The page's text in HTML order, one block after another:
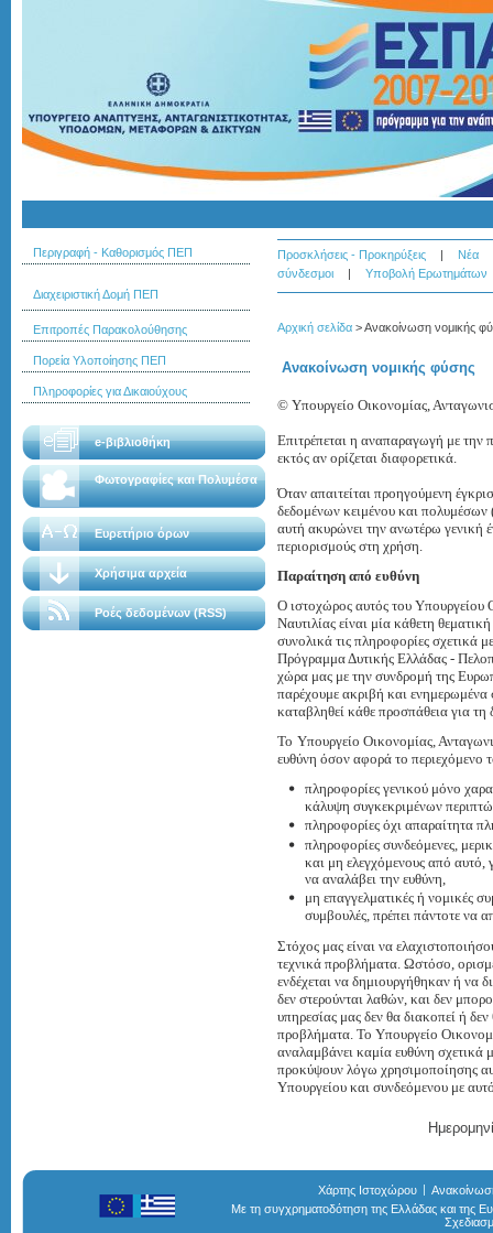
Περιγραφή - Καθορισμός ΠΕΠ
Διαχειριστική Δομή ΠΕΠ
Επιτροπές Παρακολούθησης
Πορεία Υλοποίησης ΠΕΠ
Πληροφορίες για Δικαιούχους
e-βιβλιοθήκη
Φωτογραφίες και Πολυμέσα
Ευρετήριο όρων
Χρήσιμα αρχεία
Ροές δεδομένων (RSS)
Προσκλήσεις - Προκηρύξεις | Νέα
σύνδεσμοι
| Υποβολή Ερωτημάτων
Αρχική σελίδα >Ανακοίνωση νομικής
Ανακοίνωση νομικής φύσης
© Υπουργείο Οικονομίας,
Επιτρέπεται η αναπαραγωγή με την
εκτός αν ορίζεται διαφορετικά.
Όταν απαιτείται προηγούμενη
δεδομένων κειμένου και πολυμέσων
αυτή ακυρώνει την ανωτέρω γενική
περιορισμούς στη χρήση.
Παραίτηση από ευθύνη
Ο ιστοχώρος αυτός του Υπουργείου
Ναυτιλίας είναι μία κάθετη
συνολικά τις πληροφορίες σχετικά
Πρόγραμμα Δυτικής Ελλάδας -
χώρα μας με την συνδρομή της
παρέχουμε ακριβή και
καταβληθεί κάθε προσπάθεια για τη
To Υπουργείο Οικονομίας,
ευθύνη όσον αφορά το
πληροφορίες γενικού μόνο
κάλυψη συγκεκριμένων
πληροφορίες όχι απαραίτητα
πληροφορίες συνδεόμενες,
και μη ελεγχόμενους από αυτό,
να αναλάβει την ευθύνη,
μη επαγγελματικές ή νομικές
συμβουλές, πρέπει πάντοτε να
Στόχος μας είναι να
τεχνικά προβλήματα. Ωστόσο,
ενδέχεται να δημιουργήθηκαν ή να
δεν στερούνται λαθών, και δεν
υπηρεσίας μας δεν θα διακοπεί ή
προβλήματα. Το Υπουργείο
αναλαμβάνει καμία ευθύνη σχετικά
προκύψουν λόγω χρησιμοποίησης
Υπουργείου και συνδεόμενου με
Χάρτης Ιστοχώρου
Με τη συγχρηματοδότηση της Ελλάδας και της